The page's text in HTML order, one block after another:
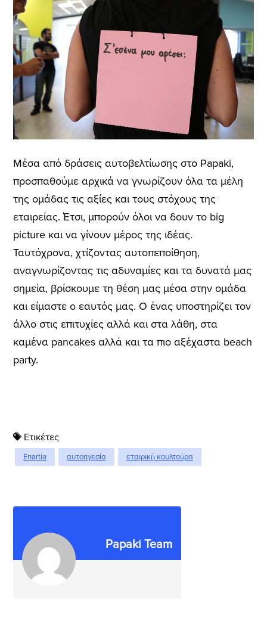
Μέσα από δράσεις αυτοβελτίωσης στο Papaki,
προσπαθούμε αρχικά να γνωρίζουν όλα τα μέλη
της ομάδας τις αξίες και τους στόχους της
εταιρείας. Έτσι, μπορούν όλοι να δουν το big
picture και να γίνουν μέρος της ιδέας.
Ταυτόχρονα, χτίζοντας αυτοπεποίθηση,
αναγνωρίζοντας τις αδυναμίες και τα δυνατά μας
σημεία, βρίσκουμε τη θέση μας μέσα στην ομάδα
και είμαστε ο εαυτός μας. Ο ένας υποστηρίζει τον
άλλο στις επιτυχίες αλλά και στα λάθη, στα
καμένα pancakes αλλά και τα πιο αξέχαστα beach
party.
Ετικέτες
Enartia αυτοηγεσία εταιρική κουλτούρα
Papaki Team